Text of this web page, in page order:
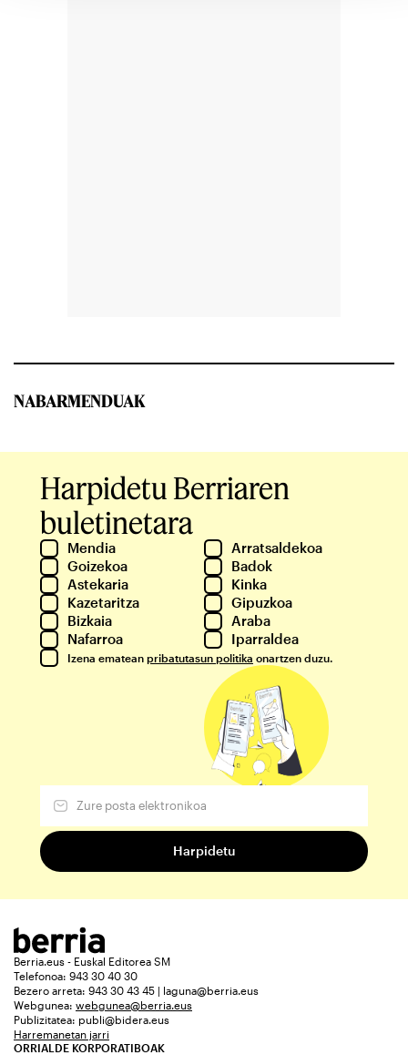
NABARMENDUAK
Harpidetu Berriaren
buletinetara
Mendia
Arratsaldekoa
Goizekoa
Badok
Astekaria
Kinka
Kazetaritza
Gipuzkoa
Bizkaia
Araba
Nafarroa
Iparraldea
Izena ematean pribatutasun politika onartzen duzu.
Berria.eus - Euskal Editorea SM
Telefonoa: 943 30 40 30
Bezero arreta: 943 30 43 45 | laguna@berria.eus
Webgunea: webgunea@berria.eus
Publizitatea: publi@bidera.eus
Harremanetan jarri
ORRIALDE KORPORATIBOAK